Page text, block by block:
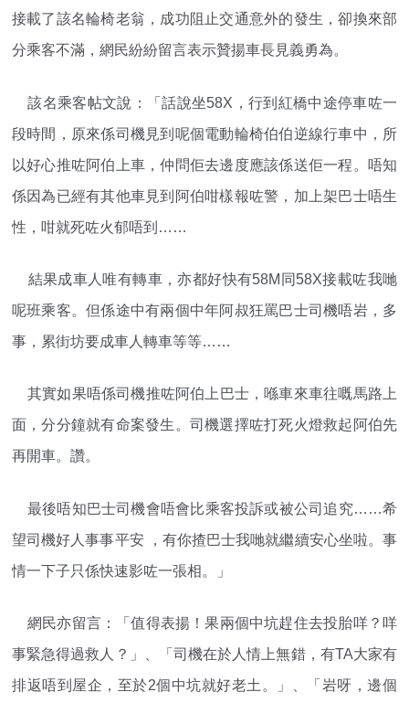
接載了該名輪椅老翁，成功阻止交通意外的發生，卻換來部
分乘客不滿，網民紛紛留言表示贊揚車長見義勇為。
該名乘客帖文說：「話說坐58X，行到紅橋中途停車咗一
段時間，原來係司機見到呢個電動輪椅伯伯逆線行車中，所
以好心推咗阿伯上車，仲問佢去邊度應該係送佢一程。唔知
係因為已經有其他車見到阿伯咁樣報咗警，加上架巴士唔生
性，咁就死咗火郁唔到……
結果成車人唯有轉車，亦都好快有58M同58X接載咗我哋
呢班乘客。但係途中有兩個中年阿叔狂罵巴士司機唔岩，多
事，累街坊要成車人轉車等等……
其實如果唔係司機推咗阿伯上巴士，喺車來車往嘅馬路上
面，分分鐘就有命案發生。司機選擇咗打死火燈救起阿伯先
再開車。讚。
最後唔知巴士司機會唔會比乘客投訴或被公司追究……希
望司機好人事事平安 ，有你揸巴士我哋就繼續安心坐啦。事
情一下子只係快速影咗一張相。」
網民亦留言：「值得表揚！果兩個中坑趕住去投胎咩？咩
事緊急得過救人？」、「司機在於人情上無錯，有TA大家有
排返唔到屋企，至於2個中坑就好老土。」、「岩呀，邊個